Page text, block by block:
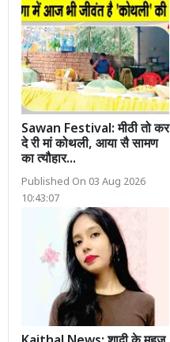
Sawan Festival: मीठी तो कर
दे री मां कोथली, आया सै सामण
का त्यौहार...
Published On 03 Aug 2026
10:43:07